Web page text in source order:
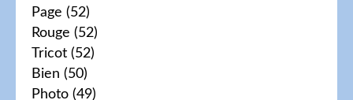
Page (52)
Rouge (52)
Tricot (52)
Bien (50)
Photo (49)